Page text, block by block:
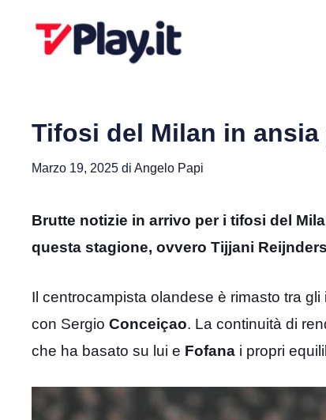
Tifosi del Milan in
Marzo 19, 2025 di Angelo Papi
Brutte notizie in arrivo per i tifosi del
questa stagione, ovvero Tijjani
Il centrocampista olandese è rimasto tra
con Sergio Conceiçao. La continuità di
che ha basato su lui e Fofana i propri